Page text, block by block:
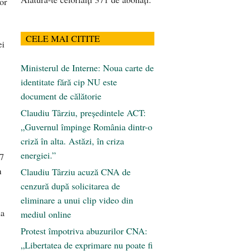
CELE MAI CITITE
Ministerul de Interne: Noua carte de
identitate fără cip NU este
document de călătorie
Claudiu Târziu, președintele ACT:
„Guvernul împinge România dintr-o
criză în alta. Astăzi, în criza
energiei.”
Claudiu Târziu acuză CNA de
cenzură după solicitarea de
eliminare a unui clip video din
mediul online
Protest împotriva abuzurilor CNA:
„Libertatea de exprimare nu poate fi